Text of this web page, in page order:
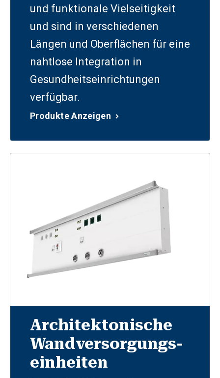
und funktionale Vielseitigkeit
und sind in verschiedenen
Längen und Oberflächen für eine
nahtlose Integration in
Gesundheitseinrichtungen
verfügbar.
Produkte Anzeigen
Architektonische
Wandversorgungs-
einheiten